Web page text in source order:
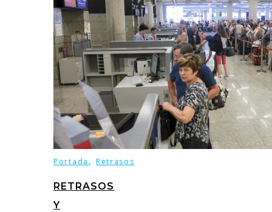
Portada , Retrasos
RETRASOS
Y